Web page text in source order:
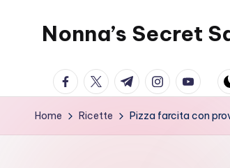
Nonna’s Secret
facebook.com
twitter.com
t.me instagram.com
Home Ricette Pizza farcita con